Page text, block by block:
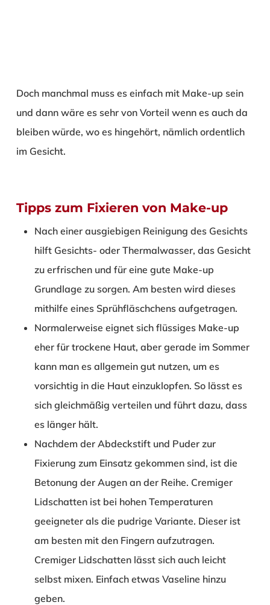
Doch manchmal muss es einfach mit Make-up sein
und dann wäre es sehr von Vorteil wenn es auch da
bleiben würde, wo es hingehört, nämlich ordentlich
im Gesicht.
Tipps zum Fixieren von Make-up
Nach einer ausgiebigen Reinigung des Gesichts
hilft Gesichts- oder Thermalwasser, das Gesicht
zu erfrischen und für eine gute Make-up
Grundlage zu sorgen. Am besten wird dieses
mithilfe eines Sprühfläschchens aufgetragen.
Normalerweise eignet sich flüssiges Make-up
eher für trockene Haut, aber gerade im Sommer
kann man es allgemein gut nutzen, um es
vorsichtig in die Haut einzuklopfen. So lässt es
sich gleichmäßig verteilen und führt dazu, dass
es länger hält.
Nachdem der Abdeckstift und Puder zur
Fixierung zum Einsatz gekommen sind, ist die
Betonung der Augen an der Reihe. Cremiger
Lidschatten ist bei hohen Temperaturen
geeigneter als die pudrige Variante. Dieser ist
am besten mit den Fingern aufzutragen.
Cremiger Lidschatten lässt sich auch leicht
selbst mixen. Einfach etwas Vaseline hinzu
geben.